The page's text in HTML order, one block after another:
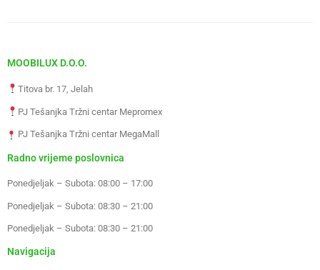
MOOBILUX D.O.O.
Titova br. 17, Jelah
PJ Tešanjka Tržni centar Mepromex
PJ Tešanjka Tržni centar MegaMall
Radno vrijeme poslovnica
Ponedjeljak – Subota: 08:00 – 17:00
Ponedjeljak – Subota: 08:30 – 21:00
Ponedjeljak – Subota: 08:30 – 21:00
Navigacija